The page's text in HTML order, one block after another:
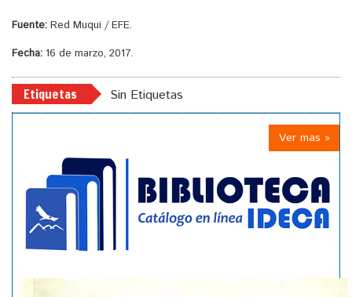
Fuente: Red Muqui / EFE.
Fecha: 16 de marzo, 2017.
Etiquetas Sin Etiquetas
Ver mas »